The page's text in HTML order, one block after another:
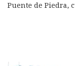
Puente de Piedra,